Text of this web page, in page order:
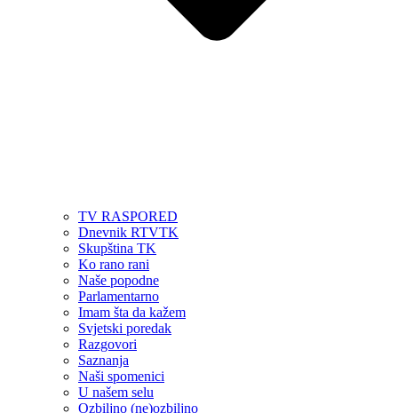
TV RASPORED
Dnevnik RTVTK
Skupština TK
Ko rano rani
Naše popodne
Parlamentarno
Imam šta da kažem
Svjetski poredak
Razgovori
Saznanja
Naši spomenici
U našem selu
Ozbiljno (ne)ozbiljno